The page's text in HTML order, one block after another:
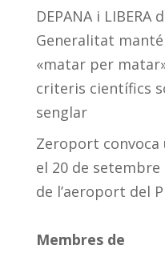
DEPANA i LIBERA
Generalitat
«matar per
criteris científics
senglar
Zeroport
el 20 de
de l’aeroport del
Membres de